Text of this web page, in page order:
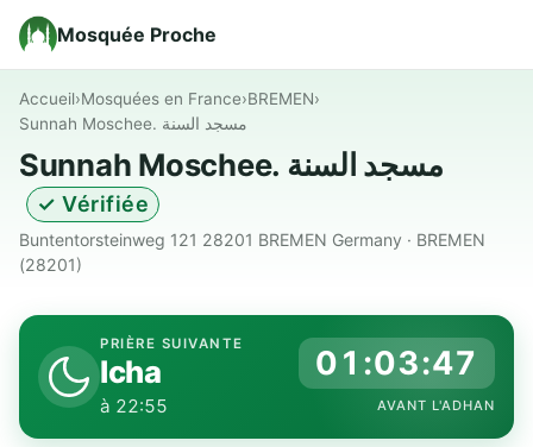
Mosquée Proche
Accueil›Mosquées en France›BREMEN›
Sunnah Moschee. مسجد السنة
Sunnah Moschee. مسجد السنة
✓ Vérifiée
Buntentorsteinweg 121 28201 BREMEN Germany · BREMEN
(28201)
PRIÈRE SUIVANTE
Icha
à 22:55
01:03:46
AVANT L'ADHAN